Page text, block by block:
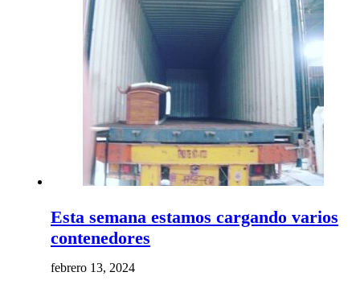
Esta semana estamos cargando varios
contenedores
febrero 13, 2024